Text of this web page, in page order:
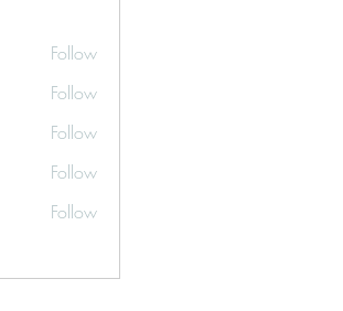
Follow
Follow
Follow
Follow
Follow